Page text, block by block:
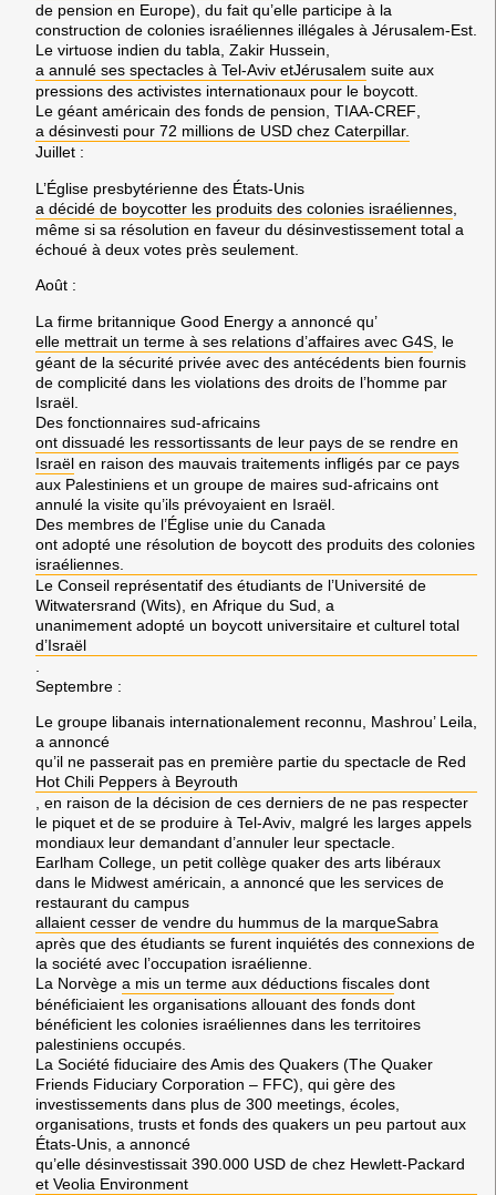
de pension en Europe), du fait qu’elle participe à la
construction de colonies israéliennes illégales à Jérusalem-Est.
Le virtuose indien du tabla, Zakir Hussein,
a annulé ses spectacles à Tel-Aviv etJérusalem suite aux
pressions des activistes internationaux pour le boycott.
Le géant américain des fonds de pension, TIAA-CREF,
a désinvesti pour 72 millions de USD chez Caterpillar.
Juillet :
L’Église presbytérienne des États-Unis
a décidé de boycotter les produits des colonies israéliennes
même si sa résolution en faveur du désinvestissement total a
échoué à deux votes près seulement.
Août :
La firme britannique Good Energy a annoncé qu’
elle mettrait un terme à ses relations d’affaires avec G4S , le
géant de la sécurité privée avec des antécédents bien fournis
de complicité dans les violations des droits de l’homme par
Israël
Des fonctionnaires sud-africains
ont dissuadé les ressortissants de leur pays de se rendre en
Israël en raison des mauvais traitements infligés par ce pays
aux Palestiniens et un groupe de maires sud-africains ont
annulé la visite qu’ils prévoyaient en Israël
Des membres de l’Église unie du Canada
ont adopté une résolution de boycott des produits des colonies
israéliennes.
Le Conseil représentatif des étudiants de l’Université de
Witwatersrand (Wits) , en Afrique du Sud , a
unanimement adopté un boycott universitaire et culturel total
d’Israël
Septembre :
Le groupe libanais internationalement reconnu, Mashrou’ Leila
a annoncé
qu’il ne passerait pas en première partie du spectacle de Red
Hot Chili Peppers à Beyrouth
, en raison de la décision de ces derniers de ne pas respecter
le piquet et de se produire à Tel-Aviv , malgré les larges appels
mondiaux leur demandant d’annuler leur spectacle.
Earlham College , un petit collège quaker des arts libéraux
dans le Midwest américain , a annoncé que les services de
restaurant du campus
allaient cesser de vendre du hummus de la marqueSabra
après que des étudiants se furent inquiétés des connexions de
la société avec l’occupation israélienne.
La Norvège a mis un terme aux déductions fiscales dont
bénéficiaient les organisations allouant des fonds dont
bénéficient les colonies israéliennes dans les territoires
palestiniens occupés.
La Société fiduciaire des Amis des Quakers (The Quaker
Friends Fiduciary Corporation – FFC), qui gère des
investissements dans plus de 300 meetings, écoles,
organisations, trusts et fonds des quakers un peu partout aux
États-Unis , a annoncé
qu’elle désinvestissait 390.000 USD de chez Hewlett-Packard
et Veolia Environment